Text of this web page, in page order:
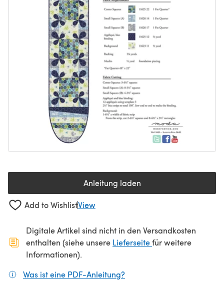
Anleitung laden(öffnet sich in einem neuen
Add to WishlistView
Digitale Artikel sind nicht in den Versandkosten
enthalten (siehe unsere Lieferseite(öffnet sich in
für weitere
Informationen).
Was ist eine PDF-Anleitung?